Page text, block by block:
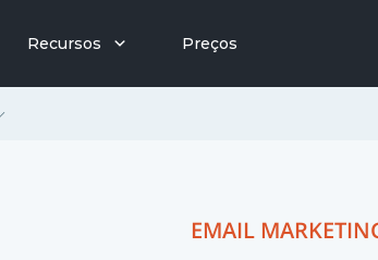
Recursos Preços
EMAIL